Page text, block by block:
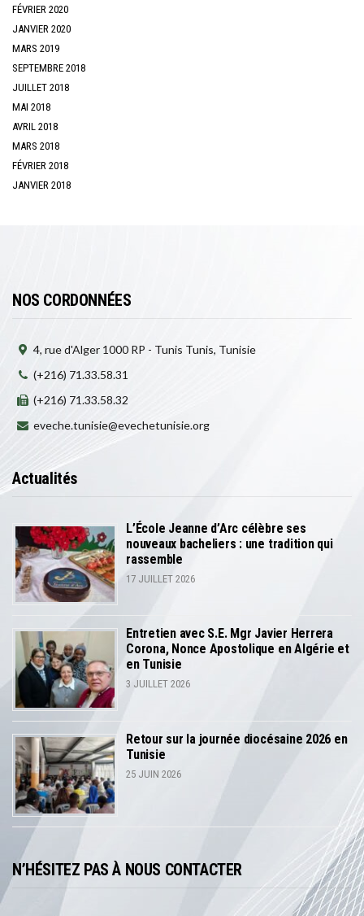
FÉVRIER 2020
JANVIER 2020
MARS 2019
SEPTEMBRE 2018
JUILLET 2018
MAI 2018
AVRIL 2018
MARS 2018
FÉVRIER 2018
JANVIER 2018
NOS CORDONNÉES
4, rue d'Alger 1000 RP - Tunis Tunis, Tunisie
(+216) 71.33.58.31
(+216) 71.33.58.32
eveche.tunisie@evechetunisie.org
Actualités
L’École Jeanne d’Arc célèbre ses
nouveaux bacheliers : une tradition qui
rassemble
17 JUILLET 2026
Entretien avec S.E. Mgr Javier Herrera
Corona, Nonce Apostolique en Algérie et
en Tunisie
3 JUILLET 2026
Retour sur la journée diocésaine 2026 en
Tunisie
25 JUIN 2026
N’HÉSITEZ PAS À NOUS CONTACTER